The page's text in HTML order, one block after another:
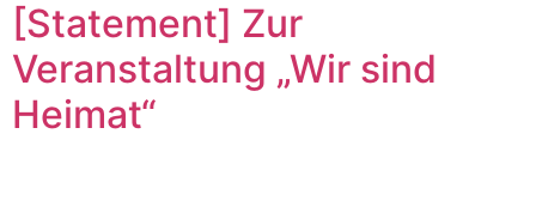
[Statement] Zur
Veranstaltung „Wir sind
Heimat“